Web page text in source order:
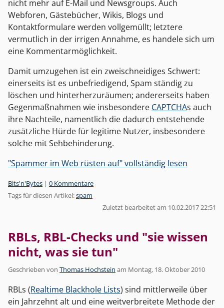
nicht mehr auf E-Mail und Newsgroups. Auch
Webforen, Gästebücher, Wikis, Blogs und
Kontaktformulare werden vollgemüllt; letztere
vermutlich in der irrigen Annahme, es handele sich um
eine Kommentarmöglichkeit.
Damit umzugehen ist ein zweischneidiges Schwert:
einerseits ist es unbefriedigend, Spam ständig zu
löschen und hinterherzuräumen; andererseits haben
Gegenmaßnahmen wie insbesondere CAPTCHAs auch
ihre Nachteile, namentlich die dadurch entstehende
zusätzliche Hürde für legitime Nutzer, insbesondere
solche mit Sehbehinderung.
"Spammer im Web rüsten auf" vollständig lesen
Kategorien:
Bits'n'Bytes | 0 Kommentare
Tags für diesen Artikel:spam
Zuletzt bearbeitet am 10.02.2017 22:51
RBLs, RBL-Checks und "sie wissen
nicht, was sie tun"
Geschrieben von Thomas Hochstein am Montag, 18. Oktober 2010
RBLs (Realtime Blackhole Lists) sind mittlerweile über
ein Jahrzehnt alt und eine weitverbreitete Methode der